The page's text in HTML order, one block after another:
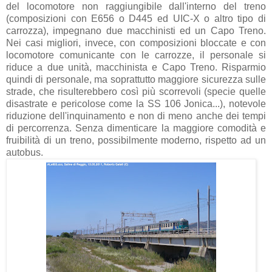
del locomotore non raggiungibile dall'interno del treno
(composizioni con E656 o D445 ed UIC-X o altro tipo di
carrozza), impegnano due macchinisti ed un Capo Treno.
Nei casi migliori, invece, con composizioni bloccate e con
locomotore comunicante con le carrozze, il personale si
riduce a due unità, macchinista e Capo Treno. Risparmio
quindi di personale, ma soprattutto maggiore sicurezza sulle
strade, che risulterebbero così più scorrevoli (specie quelle
disastrate e pericolose come la SS 106 Jonica...), notevole
riduzione dell'inquinamento e non di meno anche dei tempi
di percorrenza. Senza dimenticare la maggiore comodità e
fruibilità di un treno, possibilmente moderno, rispetto ad un
autobus.